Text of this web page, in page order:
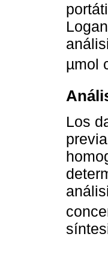
µmol
Los